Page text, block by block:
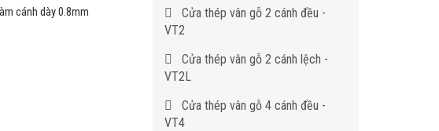
cánh dày 0.8mm
Cửa thép vân gỗ 2 cánh đều -
VT2
Cửa thép vân gỗ 2 cánh lệch -
VT2L
Cửa thép vân gỗ 4 cánh đều -
VT4